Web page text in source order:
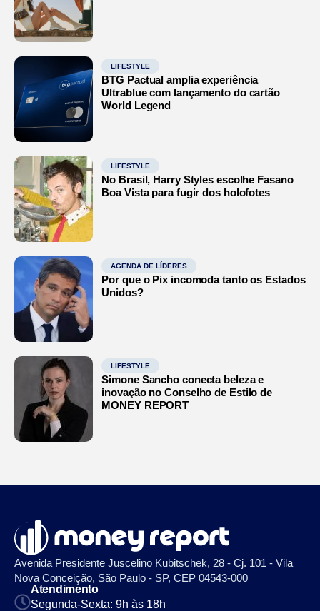
LIFESTYLE
BTG Pactual amplia experiência
Ultrablue com lançamento do cartão
World Legend
LIFESTYLE
No Brasil, Harry Styles escolhe Fasano
Boa Vista para fugir dos holofotes
AGENDA DE LÍDERES
Por que o Pix incomoda tanto os Estados
Unidos?
LIFESTYLE
Simone Sancho conecta beleza e
inovação no Conselho de Estilo de
MONEY REPORT
Avenida Presidente Juscelino Kubitschek, 28 - Cj. 101 - Vila
Nova Conceição, São Paulo - SP, CEP 04543-000
Atendimento
Segunda-Sexta: 9h às 18h